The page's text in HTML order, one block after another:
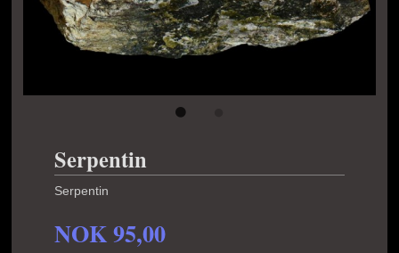
Serpentin
Serpentin
NOK95,00